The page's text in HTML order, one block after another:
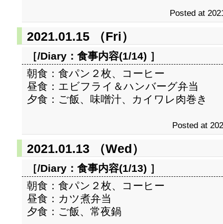
Posted at
2021.01.15 （Fri）
［/Diary： 食事内容(1/14) ］
朝食：食パン２枚、コーヒー
昼食：エビフライ＆ハンバーグ弁当
夕食：ご飯、味噌汁、カイワレ肉巻き
Posted at
2021.01.13 （Wed）
［/Diary： 食事内容(1/13) ］
朝食：食パン２枚、コーヒー
昼食：カツ煮弁当
夕食：ご飯、常夜鍋